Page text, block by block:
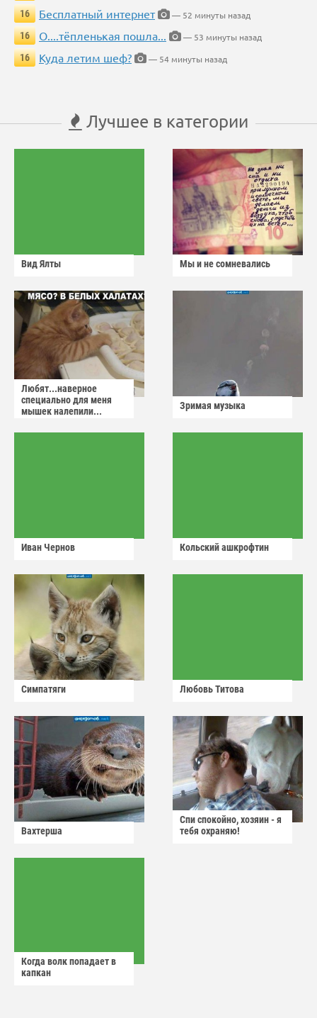
16
Бесплатный интернет
— 52 минуты назад
16
О....тёпленькая пошла...
— 53 минуты назад
16
Куда летим шеф? — 54 минуты назад
Лучшее в категории
Вид Ялты Мы и не сомневались
Любят...наверное
специально для меня
мышек налепили...
Зримая музыка
Иван Чернов Кольский ашкрофтин
Симпатяги Любовь Титова
Вахтерша
Спи спокойно, хозяин - я
тебя охраняю!
Когда волк попадает в
капкан